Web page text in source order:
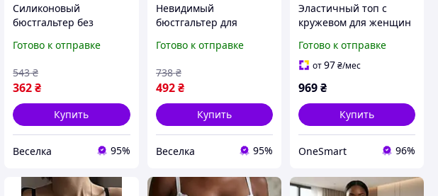
Силиконовый
бюстгальтер без
невидимый для
платьев FLAME
Готово к отправке
362₴
543 ₴
Купить
Веселка 95%
Невидимый
бюстгальтер для
бретелек с эффектом
декольте FLAME
Готово к отправке
492 ₴
738 ₴
Купить
Веселка 95%
Эластичный топ с
кружевом для женщин
без косточек черный
для повседневной
Готово к отправке
от97₴/мес
969₴
Купить
OneSmart 96%